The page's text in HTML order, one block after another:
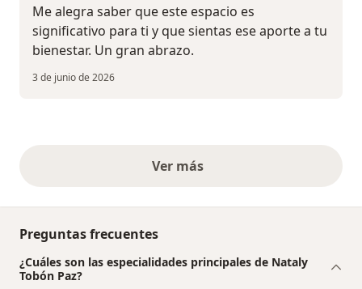
Me alegra saber que este espacio es
significativo para ti y que sientas ese aporte a tu
bienestar. Un gran abrazo.
3 de junio de 2026
Ver másopiniones anteriores
Preguntas frecuentes
¿Cuáles son las especialidades principales de Nataly
Tobón Paz?